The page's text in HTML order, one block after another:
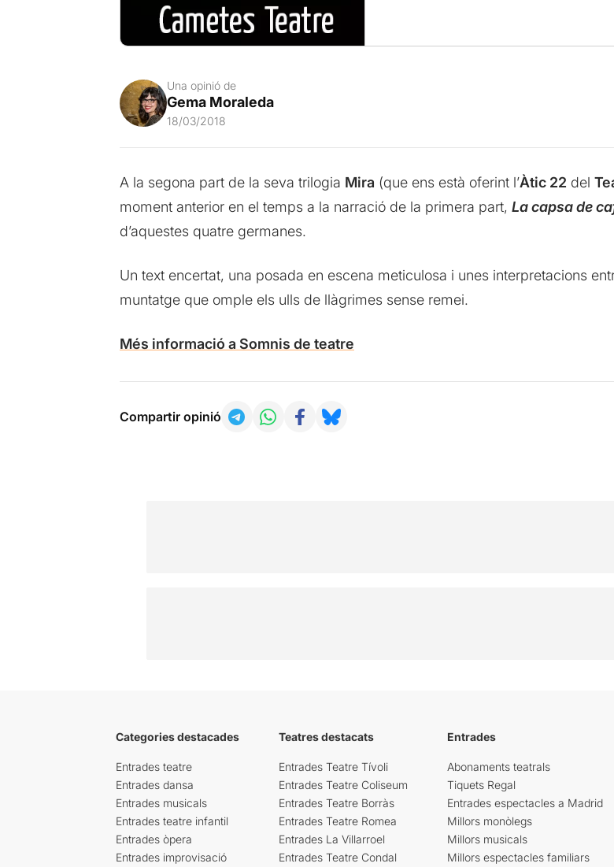
Una opinió de
Gema Moraleda
18/03/2018
A la segona part de la seva trilogia Mira (que ens està oferint l’Àtic 22 del
moment anterior en el temps a la narració de la primera part, La capsa de
d’aquestes quatre germanes.
Un text encertat, una posada en escena meticulosa i unes interpretacions
muntatge que omple els ulls de llàgrimes sense remei.
Més informació a Somnis de teatre
Compartir opinió
Categories destacades
Entrades teatre
Entrades dansa
Entrades musicals
Entrades teatre infantil
Entrades òpera
Entrades improvisació
Teatres destacats
Entrades Teatre Tívoli
Entrades Teatre Coliseum
Entrades Teatre Borràs
Entrades Teatre Romea
Entrades La Villarroel
Entrades Teatre Condal
Entrades
Abonaments teatrals
Tiquets Regal
Entrades espectacles a Madrid
Millors monòlegs
Millors musicals
Millors espectacles familiars